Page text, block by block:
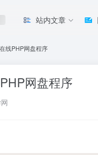
站内文章
线PHP网盘程序
网盘程序